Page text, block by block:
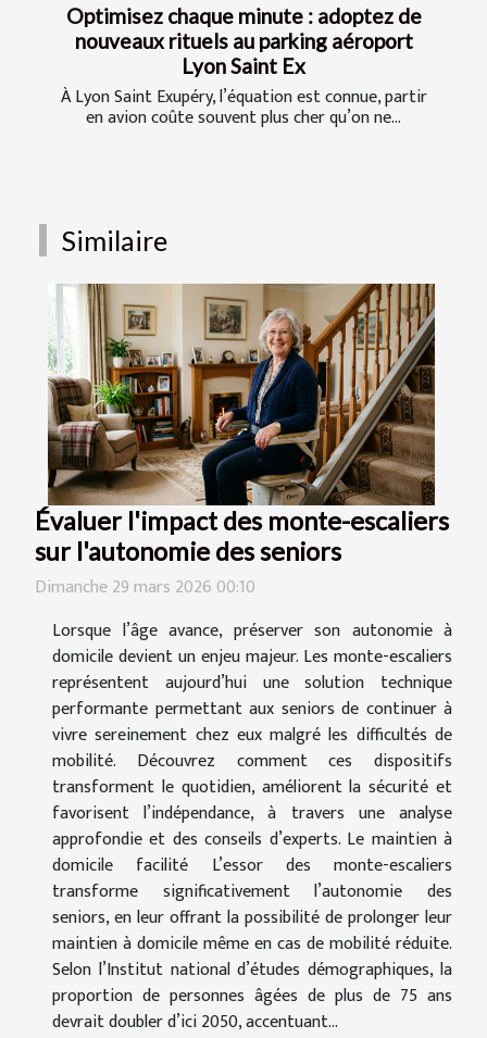
Optimisez chaque minute : adoptez de
nouveaux rituels au parking aéroport
Lyon Saint Ex
À Lyon Saint Exupéry, l’équation est connue, partir
en avion coûte souvent plus cher qu’on ne...
Similaire
Évaluer l'impact des monte-escaliers
sur l'autonomie des seniors
Dimanche 29 mars 2026 00:10
Lorsque l’âge avance, préserver son autonomie à
domicile devient un enjeu majeur. Les monte-escaliers
représentent aujourd’hui une solution technique
performante permettant aux seniors de continuer à
vivre sereinement chez eux malgré les difficultés de
mobilité. Découvrez comment ces dispositifs
transforment le quotidien, améliorent la sécurité et
favorisent l’indépendance, à travers une analyse
approfondie et des conseils d’experts. Le maintien à
domicile facilité L’essor des monte-escaliers
transforme significativement l’autonomie des
seniors, en leur offrant la possibilité de prolonger leur
maintien à domicile même en cas de mobilité réduite.
Selon l’Institut national d’études démographiques, la
proportion de personnes âgées de plus de 75 ans
devrait doubler d’ici 2050, accentuant...